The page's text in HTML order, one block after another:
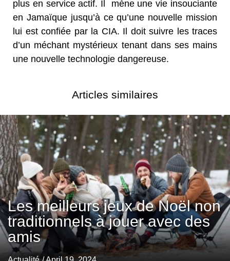
plus en service actif. Il mène une vie insouciante
en Jamaïque jusqu’à ce qu’une nouvelle mission
lui est confiée par la CIA. Il doit suivre les traces
d’un méchant mystérieux tenant dans ses mains
une nouvelle technologie dangereuse.
Articles similaires
Les meilleurs jeux de Noël non
traditionnels à jouer avec des
amis